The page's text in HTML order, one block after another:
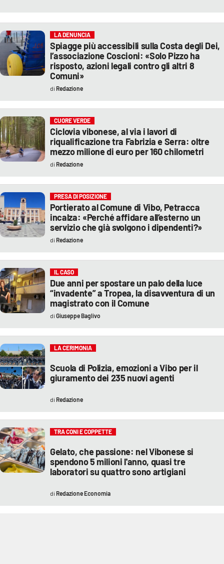
LA DENUNCIA
Spiagge più accessibili sulla Costa degli Dei,
l’associazione Coscioni: «Solo Pizzo ha
risposto, azioni legali contro gli altri 8
Comuni»
Redazione
CUORE VERDE
Ciclovia vibonese, al via i lavori di
riqualificazione tra Fabrizia e Serra: oltre
mezzo milione di euro per 160 chilometri
Redazione
PRESA DI POSIZIONE
Portierato al Comune di Vibo, Petracca
incalza: «Perché affidare all’esterno un
servizio che già svolgono i dipendenti?»
Redazione
IL CASO
Due anni per spostare un palo della luce
“invadente” a Tropea, la disavventura di un
magistrato con il Comune
Giuseppe Baglivo
LA CERIMONIA
Scuola di Polizia, emozioni a Vibo peril
giuramentodei 235 nuovi agenti
Redazione
TRA CONI E COPPETTE
Gelato, che passione: nel Vibonese si
spendono 5 milioni l'anno, quasi tre
laboratori su quattro sono artigiani
Redazione Economia